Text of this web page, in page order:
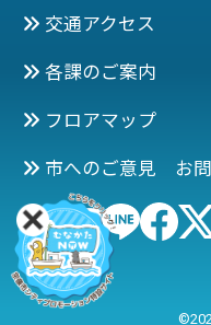
交通アクセス
各課のご案内
フロアマップ
市へのご意見 お